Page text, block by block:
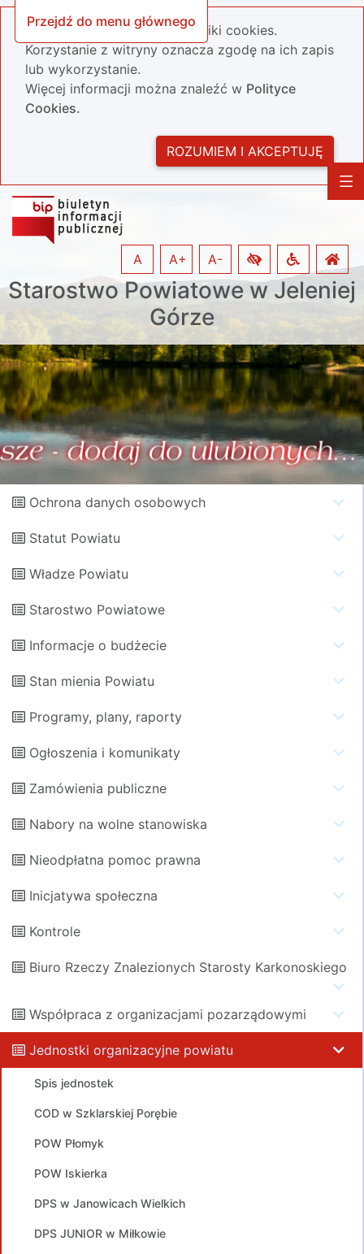
Przejdź do menu głównego
Nasza strona wykorzystuje pliki cookies.
Korzystanie z witryny oznacza zgodę na ich zapis
lub wykorzystanie.
Więcej informacji można znaleźć w Polityce
Cookies.
ROZUMIEM I AKCEPTUJĘ
Starostwo Powiatowe w Jeleniej
Górze
A A+ A-
Ochrona danych osobowych
Statut Powiatu
Władze Powiatu
Starostwo Powiatowe
Informacje o budżecie
Stan mienia Powiatu
Programy, plany, raporty
Ogłoszenia i komunikaty
Zamówienia publiczne
Nabory na wolne stanowiska
Nieodpłatna pomoc prawna
Inicjatywa społeczna
Kontrole
Biuro Rzeczy Znalezionych Starosty Karkonoskiego
Współpraca z organizacjami pozarządowymi
Jednostki organizacyjne powiatu
Spis jednostek
COD w Szklarskiej Porębie
POW Płomyk
POW Iskierka
DPS w Janowicach Wielkich
DPS JUNIOR w Miłkowie